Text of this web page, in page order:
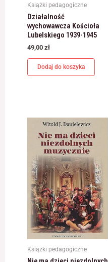
Książki pedagogiczne
Działalność
wychowawcza Kościoła
Lubelskiego 1939-1945
49,00 zł
Dodaj do koszyka
Książki pedagogiczne